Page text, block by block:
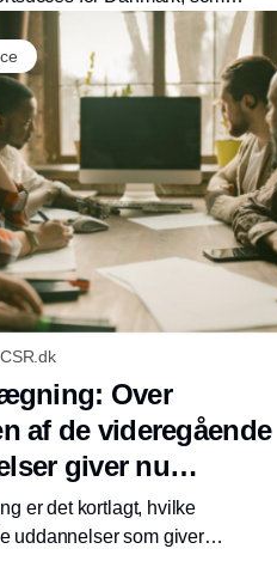
blevet. Men det kræver, at vi fra
os for bordenden, når de
standarder på området skal
Annonce
CSR.dk
Over
af de videregående
giver nu
inden for grøn
er det kortlagt, hvilke
uddannelser som giver